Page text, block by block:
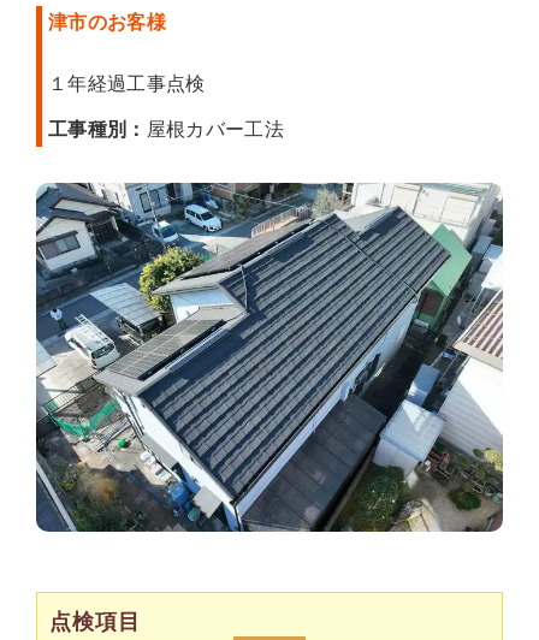
津市のお客様
１年経過工事点検
工事種別： 屋根カバー工法
点検項目